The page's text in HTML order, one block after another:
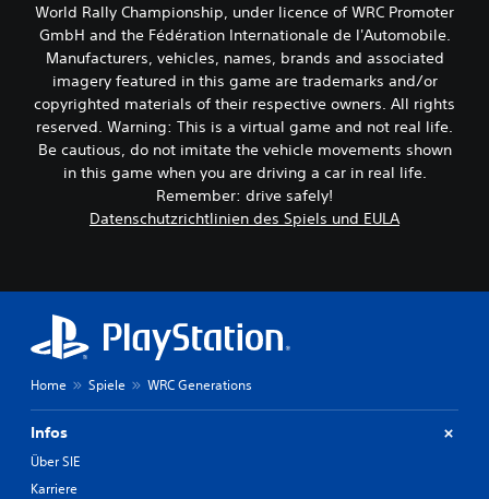
World Rally Championship, under licence of WRC Promoter
GmbH and the Fédération Internationale de l'Automobile.
Manufacturers, vehicles, names, brands and associated
imagery featured in this game are trademarks and/or
copyrighted materials of their respective owners. All rights
reserved. Warning: This is a virtual game and not real life.
Be cautious, do not imitate the vehicle movements shown
in this game when you are driving a car in real life.
Remember: drive safely!
Datenschutzrichtlinien des Spiels und EULA
Home Spiele WRC Generations
Infos
Über SIE
Karriere